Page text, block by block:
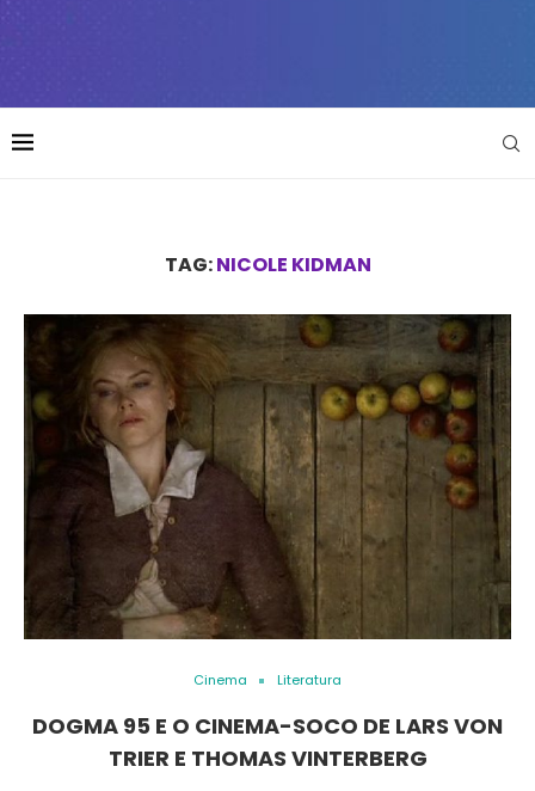
TAG:NICOLE KIDMAN
Cinema Literatura
DOGMA 95 E O CINEMA-SOCO DE LARS VON
TRIER E THOMAS VINTERBERG